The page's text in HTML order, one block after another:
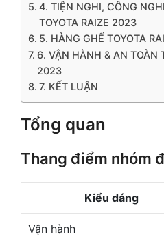
4. TIỆN NGHI, CÔNG
TOYOTA RAIZE 2023
5. HÀNG GHẾ TOYOTA
6. VẬN HÀNH & AN TOÀN
2023
7. KẾT LUẬN
Tổng quan
Thang điểm nhóm
Kiểu dáng
Vận hành